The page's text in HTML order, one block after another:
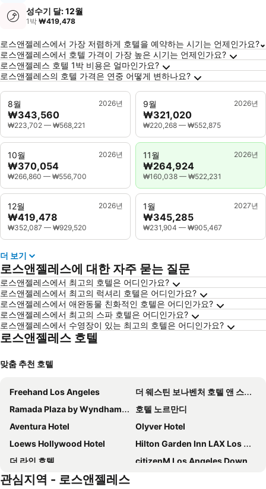
성수기 달: 12월
1박 ₩419,478
로스앤젤레스에 대한 자주 묻는 질문
로스앤젤레스에서 가장 저렴하게 호텔을 예약하는 시기는 언제인가요?
로스앤젤레스에서 호텔 가격이 가장 높은 시기는 언제인가요?
로스앤젤레스 호텔 1박 비용은 얼마인가요?
로스앤젤레스의 호텔 가격은 연중 어떻게 변하나요?
8월 2026년
₩343,560
₩223,702 — ₩568,221
9월 2026년
₩321,020
₩220,268 — ₩552,875
10월 2026년
₩370,054
₩266,860 — ₩556,700
11월 2026년
₩264,924
₩160,038 — ₩522,231
12월 2026년
₩419,478
₩352,087 — ₩929,520
1월 2027년
₩345,285
₩231,904 — ₩905,467
더 보기
로스앤젤레스에 대한 자주 묻는 질문
로스앤젤레스에서 최고의 호텔은 어디인가요?
로스앤젤레스에서 최고의 럭셔리 호텔은 어디인가요?
로스앤젤레스에서 애완동물 친화적인 호텔은 어디인가요?
로스앤젤레스에서 최고의 스파 호텔은 어디인가요?
로스앤젤레스에서 수영장이 있는 최고의 호텔은 어디인가요?
로스앤젤레스 호텔
맞춤 추천 호텔
Freehand Los Angeles
더 웨스틴 보나벤처 호텔 앤 스위트, 로스 앤젤레스
Ramada Plaza by Wyndham West Hollywood Hotel & Suites
호텔 노르만디
Aventura Hotel
Olyver Hotel
Loews Hollywood Hotel
Hilton Garden Inn LAX Los Angeles Airport
더 라인 호텔
citizenM Los Angeles Downtown
미야코 호텔 로스앤젤레스
관심지역 - 로스앤젤레스